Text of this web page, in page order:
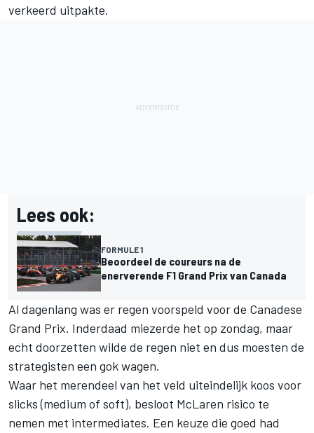
verkeerd uitpakte.
Lees ook:
FORMULE 1
Beoordeel de coureurs na de
enerverende F1 Grand Prix van Canada
Al dagenlang was er regen voorspeld voor de Canadese
Grand Prix. Inderdaad miezerde het op zondag, maar
echt doorzetten wilde de regen niet en dus moesten de
strategisten een gok wagen.
Waar het merendeel van het veld uiteindelijk koos voor
slicks (medium of soft), besloot McLaren risico te
nemen met intermediates. Een keuze die goed had